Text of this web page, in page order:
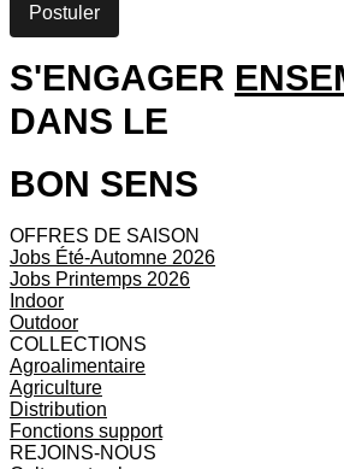
Postuler
S'ENGAGER
DANS LE
BON SENS
OFFRES DE SAISON
Jobs Été-Automne 2026
Jobs Printemps 2026
Indoor
Outdoor
COLLECTIONS
Agroalimentaire
Agriculture
Distribution
Fonctions support
REJOINS-NOUS